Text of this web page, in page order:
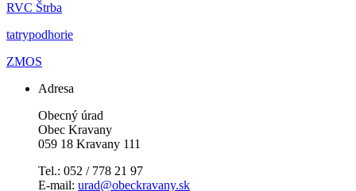
RVC Štrba
tatrypodhorie
ZMOS
Adresa
Obecný úrad
Obec Kravany
059 18 Kravany 111
Tel.: 052 / 778 21 97
E-mail: urad@obeckravany.sk